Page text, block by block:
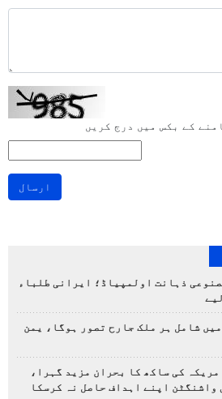
کے بکس میں درج کریں
ارسال
ذہانت اولمپیاڈ؛ ایرانی طلباء
شامل ہر ملک جارح تصور ہوگا، یمن
کی ساکھ کا بحران مزید گہرا،
واشنگٹن اپنے اہداف حاصل نہ کرسکا